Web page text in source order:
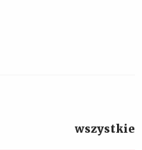
wszystkie